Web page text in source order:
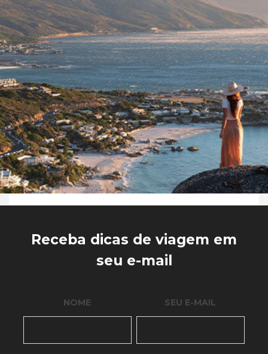
Receba dicas de viagem em
seu e-mail
NOME SEU E-MAIL